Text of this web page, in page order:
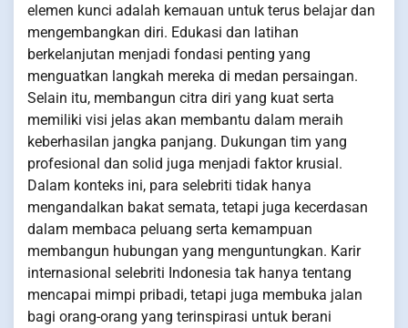
elemen kunci adalah kemauan untuk terus belajar dan
mengembangkan diri. Edukasi dan latihan
berkelanjutan menjadi fondasi penting yang
menguatkan langkah mereka di medan persaingan.
Selain itu, membangun citra diri yang kuat serta
memiliki visi jelas akan membantu dalam meraih
keberhasilan jangka panjang. Dukungan tim yang
profesional dan solid juga menjadi faktor krusial.
Dalam konteks ini, para selebriti tidak hanya
mengandalkan bakat semata, tetapi juga kecerdasan
dalam membaca peluang serta kemampuan
membangun hubungan yang menguntungkan. Karir
internasional selebriti Indonesia tak hanya tentang
mencapai mimpi pribadi, tetapi juga membuka jalan
bagi orang-orang yang terinspirasi untuk berani